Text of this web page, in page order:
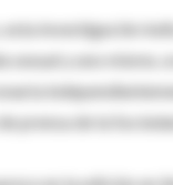
esta investigación
sexual y uno
prensa de la